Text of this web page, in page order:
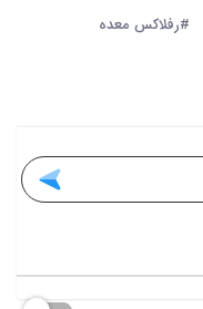
#رفلاکس معده